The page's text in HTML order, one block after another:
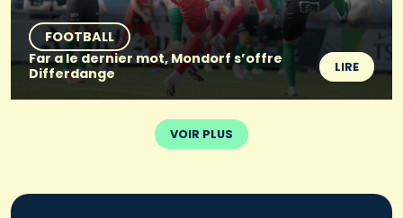
FOOTBALL
Far a le dernier mot, Mondorf s’offre
Differdange
LIRE
VOIR PLUS